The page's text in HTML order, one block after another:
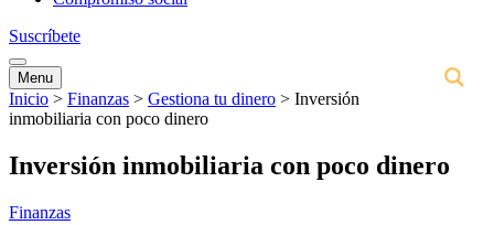
Suscríbete
Menu
Inicio > Finanzas > Gestiona tu dinero > Inversión
inmobiliaria con poco dinero
Inversión inmobiliaria con poco dinero
Finanzas